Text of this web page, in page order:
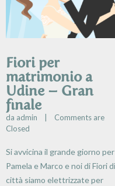
Fiori per
matrimonio a
Udine – Gran
finale
da admin
Comments are
Closed
Si avvicina il grande giorno per
Pamela e Marco e noi di Fiori di
città siamo elettrizzate per